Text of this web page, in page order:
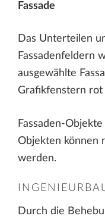
Fassade
Das Unterteilen
Fassadenfeldern
ausgewählte
Grafikfenstern rot
Fassaden-
Objekten können
werden.
Durch die